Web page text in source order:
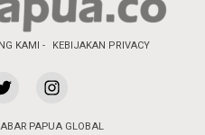
KAMI KEBIJAKAN PRIVACY
PAPUA GLOBAL